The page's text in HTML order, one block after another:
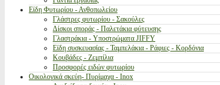
Είδη Φυτωρίου - Ανθοπωλείου
Γλάστρες φυτωρίου - Σακούλες
Δίσκοι σποράς - Παλετάκια φύτευσης
Γλαστράκια - Υποστρώματα JIFFY
Είδη συσκευασίας - Ταμπελάκια - Ράφιες - Κορδόνια
Κουβάδες - Ζεμπίλια
Προσφορές ειδών φυτωρίου
Οικολογικά σκεύη- Πυρίμαχα - Inox